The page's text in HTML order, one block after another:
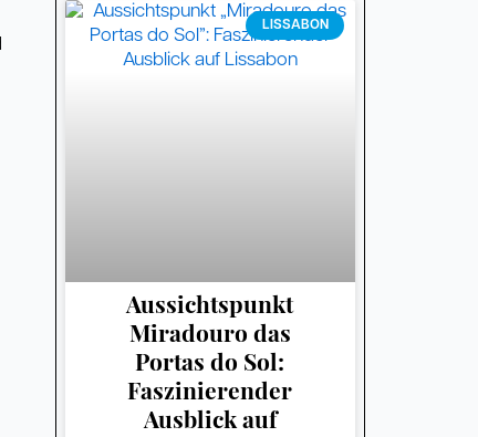
LISSABON
Aussichtspunkt
Miradouro das
Portas do Sol:
Faszinierender
Ausblick auf
SeiteSeiteSeiteSeiteSeiteSeiteSeiteSeiteSeiteSeite
SeiteSeiteSeiteSeiteSeiteSeiteSeiteSeiteSeite
SeiteSeiteSeiteSeiteSeiteSeiteSeite
SeiteSeite